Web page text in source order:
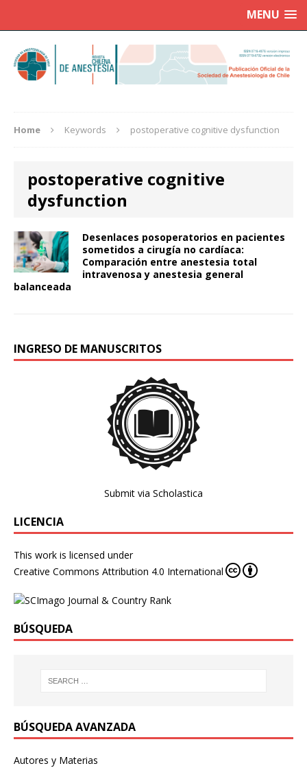
MENU
Home Keywords postoperative cognitive dysfunction
postoperative cognitive
dysfunction
Desenlaces posoperatorios en pacientes
sometidos a cirugía no cardíaca:
Comparación entre anestesia total
intravenosa y anestesia general
balanceada
INGRESO DE MANUSCRITOS
Submit via Scholastica
LICENCIA
This work is licensed under
Creative Commons Attribution 4.0 International
BÚSQUEDA
BÚSQUEDA AVANZADA
Autores y Materias